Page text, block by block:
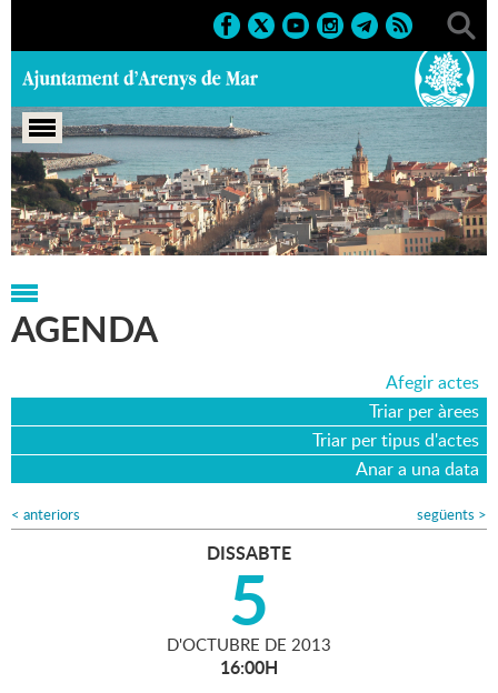
Portada > Agenda > 05-10-2013
AGENDA
Afegir actes
Triar per àrees
Triar per tipus d'actes
Anar a una data
< anteriors següents >
DISSABTE
5
D'OCTUBRE DE 2013
16:00H